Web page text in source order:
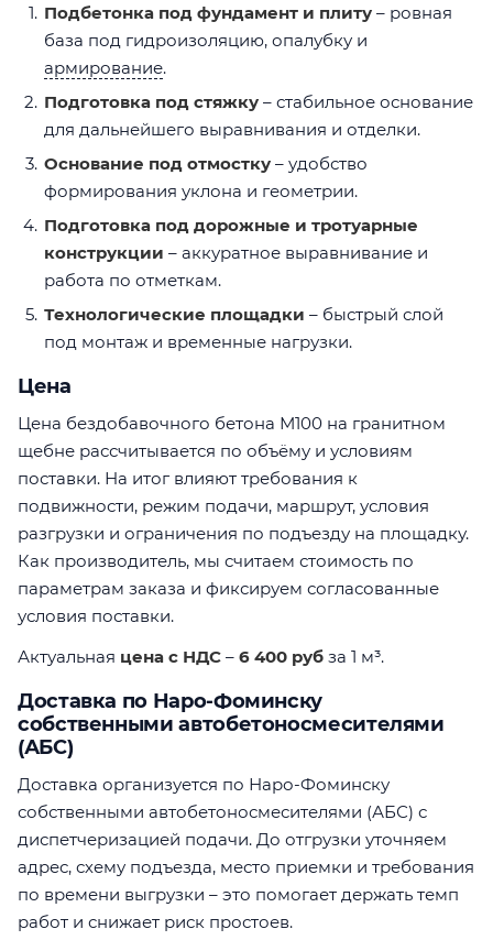
Подбетонка под фундамент и плиту – ровная
база под гидроизоляцию, опалубку и
армирование.
Подготовка под стяжку – стабильное основание
для дальнейшего выравнивания и отделки.
Основание под отмостку – удобство
формирования уклона и геометрии.
Подготовка под дорожные и тротуарные
конструкции – аккуратное выравнивание и
работа по отметкам.
Технологические площадки – быстрый слой
под монтаж и временные нагрузки.
Цена
Цена бездобавочного бетона М100 на гранитном
щебне рассчитывается по объёму и условиям
поставки. На итог влияют требования к
подвижности, режим подачи, маршрут, условия
разгрузки и ограничения по подъезду на площадку.
Как производитель, мы считаем стоимость по
параметрам заказа и фиксируем согласованные
условия поставки.
Актуальная цена с НДС – 6 400 руб за 1 м³.
Доставка по Наро-Фоминску
собственными автобетоносмесителями
(АБС)
Доставка организуется по Наро-Фоминску
собственными автобетоносмесителями (АБС) с
диспетчеризацией подачи. До отгрузки уточняем
адрес, схему подъезда, место приемки и требования
по времени выгрузки – это помогает держать темп
работ и снижает риск простоев.